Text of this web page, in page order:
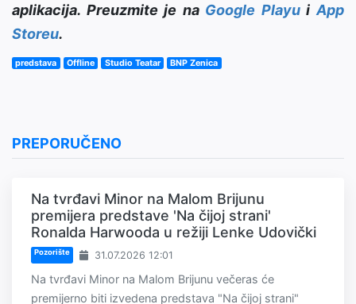
aplikacija. Preuzmite je na Google PlayuiApp
Storeu.
predstava Offline Studio Teatar BNP Zenica
PREPORUČENO
Na tvrđavi Minor na Malom Brijunu
premijera predstave 'Na čijoj strani'
Ronalda Harwooda u režiji Lenke Udovički
Pozorište 31.07.2026 12:01
Na tvrđavi Minor na Malom Brijunu večeras će
premijerno biti izvedena predstava "Na čijoj strani"